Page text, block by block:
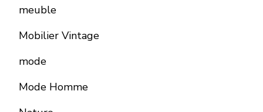
meuble
Mobilier Vintage
mode
Mode Homme